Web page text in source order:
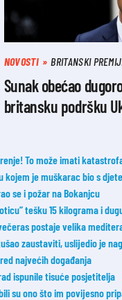
NOVOSTI BRITANSKI
Sunak obećao
britansku podršku
To može imati
kojem je muškarac bio s
se i požar na Bokanjcu
tešku 15 kilograma i
večeras postaje velika
zaustaviti, uslijedio je
najvećih događanja
ispunile tisuće posjetitelja
su ono što im povijesno